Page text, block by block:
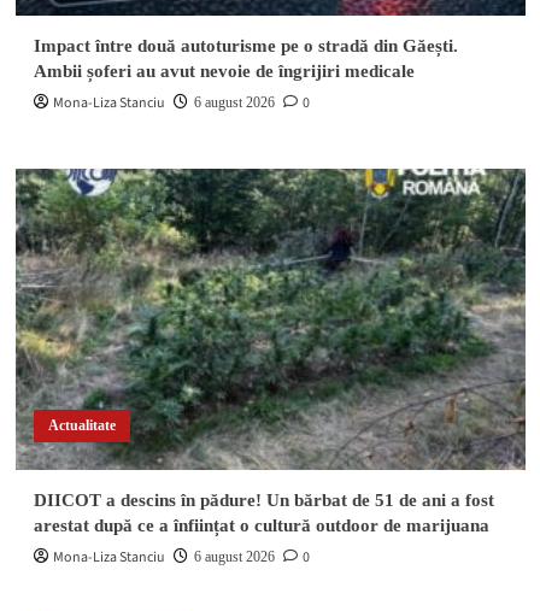
Impact între două autoturisme pe o stradă din Găești.
Ambii șoferi au avut nevoie de îngrijiri medicale
Mona-Liza Stanciu 6 august 2026 0
Actualitate
DIICOT a descins în pădure! Un bărbat de 51 de ani a fost
arestat după ce a înființat o cultură outdoor de marijuana
Mona-Liza Stanciu 6 august 2026 0